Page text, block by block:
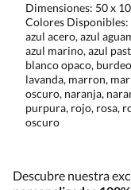
Dimensiones: 50 x
Colores Disponibles:
azul acero, azul
azul marino, azul
blanco opaco,
lavanda, marron,
oscuro, naranja,
purpura, rojo, rosa,
oscuro
Descubre nuestra